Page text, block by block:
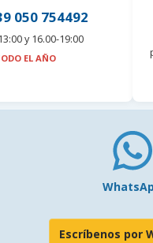
050 754492
y 16.00-19:00
EL AÑO
Escríbenos por